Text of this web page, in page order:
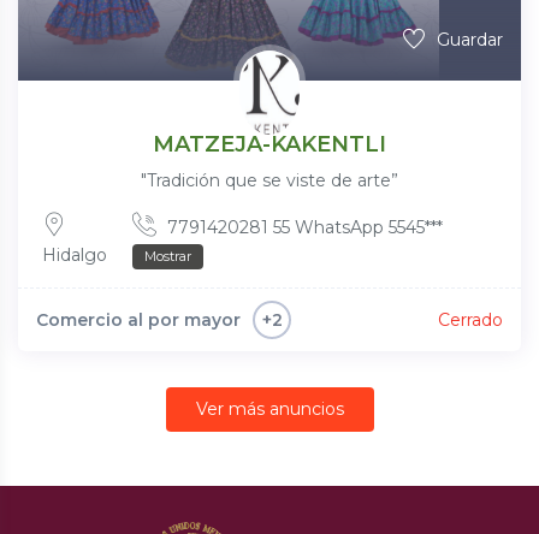
Guardar
MATZEJA-KAKENTLI
"Tradición que se viste de arte”
Hidalgo
7791420281 55 WhatsApp 5545***
Mostrar
Comercio al por mayor +2 Cerrado
Ver más anuncios